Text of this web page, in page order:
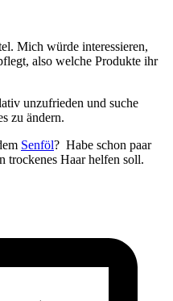
Mich würde interessieren,
also welche Produkte ihr
unzufrieden und suche
zu ändern.
Senföl? Habe schon paar
trockenes Haar helfen soll.